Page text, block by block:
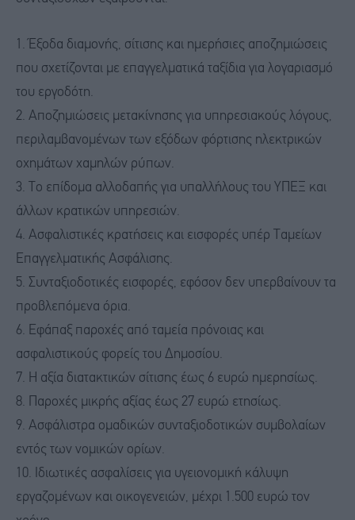
1. Έξοδα διαμονής, σίτισης και ημερήσιες αποζημιώσεις
που σχετίζονται με επαγγελματικά ταξίδια για λογαριασμό
του εργοδότη.
2. Αποζημιώσεις μετακίνησης για υπηρεσιακούς λόγους,
περιλαμβανομένων των εξόδων φόρτισης ηλεκτρικών
οχημάτων χαμηλών ρύπων.
3. Το επίδομα αλλοδαπής για υπαλλήλους του ΥΠΕΞ και
άλλων κρατικών υπηρεσιών.
4. Ασφαλιστικές κρατήσεις και εισφορές υπέρ Ταμείων
Επαγγελματικής Ασφάλισης.
5. Συνταξιοδοτικές εισφορές, εφόσον δεν υπερβαίνουν τα
προβλεπόμενα όρια.
6. Εφάπαξ παροχές από ταμεία πρόνοιας και
ασφαλιστικούς φορείς του Δημοσίου.
7. Η αξία διατακτικών σίτισης έως 6 ευρώ ημερησίως.
8. Παροχές μικρής αξίας έως 27 ευρώ ετησίως.
9. Ασφάλιστρα ομαδικών συνταξιοδοτικών συμβολαίων
εντός των νομικών ορίων.
10. Ιδιωτικές ασφαλίσεις για υγειονομική κάλυψη
εργαζομένων και οικογενειών, μέχρι 1.500 ευρώ τον